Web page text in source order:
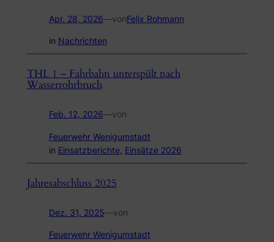
Apr. 28, 2026—vonFelix Rohmann
in Nachrichten
THL 1 – Fahrbahn unterspült nach
Wasserrohrbruch
Feb. 12, 2026—von
Feuerwehr Wenigumstadt
in Einsatzberichte, Einsätze 2026
Jahresabschluss 2025
Dez. 31, 2025—von
Feuerwehr Wenigumstadt